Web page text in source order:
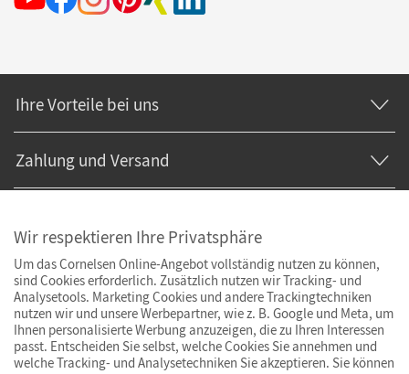
Ihre Vorteile bei uns
Zahlung und Versand
Wir respektieren Ihre Privatsphäre
Um das Cornelsen Online-Angebot vollständig nutzen zu können,
sind Cookies erforderlich. Zusätzlich nutzen wir Tracking- und
Analysetools. Marketing Cookies und andere Trackingtechniken
nutzen wir und unsere Werbepartner, wie z. B. Google und Meta, um
Ihnen personalisierte Werbung anzuzeigen, die zu Ihren Interessen
passt. Entscheiden Sie selbst, welche Cookies Sie annehmen und
welche Tracking- und Analysetechniken Sie akzeptieren. Sie können